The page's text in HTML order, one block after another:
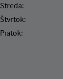
Streda:
Štvrtok:
Piatok: